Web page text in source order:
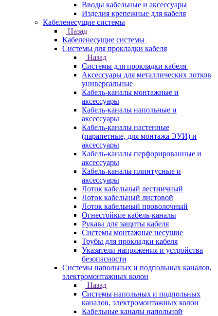
Вводы кабельные и аксессуары
Изделия крепежные для кабеля
Кабеленесущие системы
Назад
Кабеленесущие системы
Системы для прокладки кабеля
Назад
Системы для прокладки кабеля
Аксессуары для металлических лотков
универсальные
Кабель-каналы монтажные и
аксессуары
Кабель-каналы напольные и
аксессуары
Кабель-каналы настенные
(парапетные, для монтажа ЭУИ) и
аксессуары
Кабель-каналы перфорированные и
аксессуары
Кабель-каналы плинтусные и
аксессуары
Лоток кабельный лестничный
Лоток кабельный листовой
Лоток кабельный проволочный
Огнестойкие кабель-каналы
Рукава для защиты кабеля
Системы монтажные несущие
Трубы для прокладки кабеля
Указатели напряжения и устройства
безопасности
Системы напольных и подпольных каналов,
электромонтажных колон
Назад
Системы напольных и подпольных
каналов, электромонтажных колон
Кабельные каналы напольной